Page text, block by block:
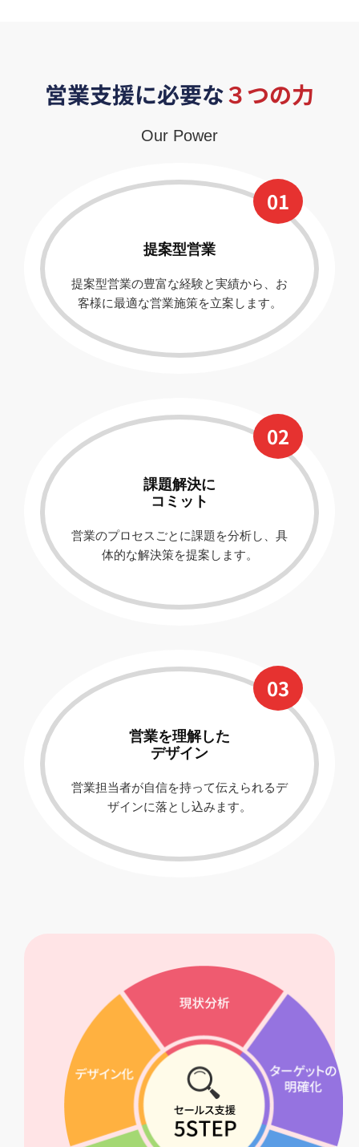
営業支援に必要な３つの力
Our Power
01
提案型営業
提案型営業の豊富な経験と実績から、お
客様に最適な営業施策を立案します。
02
課題解決に
コミット
営業のプロセスごとに課題を分析し、具
体的な解決策を提案します。
03
営業を理解した
デザイン
営業担当者が自信を持って伝えられるデ
ザインに落とし込みます。